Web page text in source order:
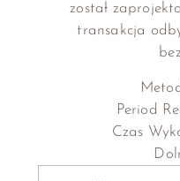
został
transakcja
Period
Czas